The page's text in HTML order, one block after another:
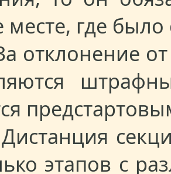
месте, где
отклонение от
этапов с